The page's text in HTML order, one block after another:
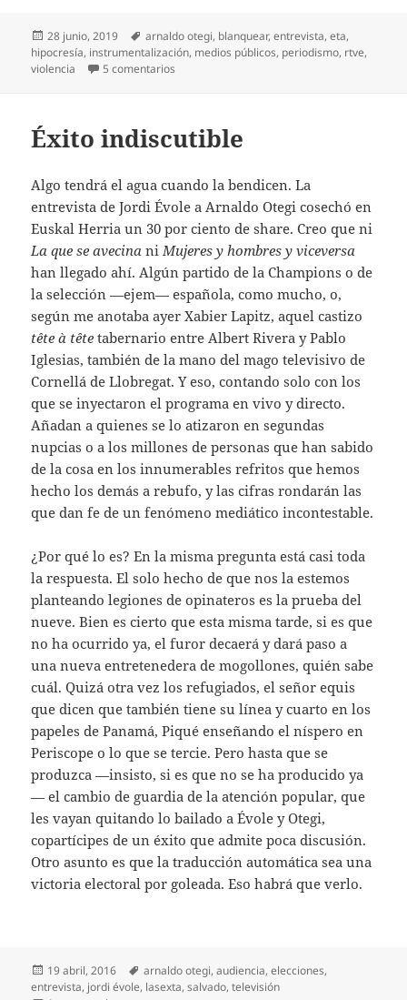
Publicado
el
28 junio, 2019 Etiquetas
arnaldo otegi, blanquear,entrevista,eta,
hipocresía, instrumentalización, medios públicos, periodismo, rtve,
violencia
5 comentarios
Éxito indiscutible
Algo tendrá el agua cuando la bendicen. La
entrevista de Jordi Évole a Arnaldo Otegi cosechó en
Euskal Herria un 30 por ciento de share. Creo que ni
La que se avecina ni Mujeres y hombres y viceversa
han llegado ahí. Algún partido de la Champions o de
la selección —ejem— española, como mucho, o,
según me anotaba ayer Xabier Lapitz, aquel castizo
tête à tête tabernario entre Albert Rivera y Pablo
Iglesias, también de la mano del mago televisivo de
Cornellá de Llobregat. Y eso, contando solo con los
que se inyectaron el programa en vivo y directo.
Añadan a quienes se lo atizaron en segundas
nupcias o a los millones de personas que han sabido
de la cosa en los innumerables refritos que hemos
hecho los demás a rebufo, y las cifras rondarán las
que dan fe de un fenómeno mediático incontestable.
¿Por qué lo es? En la misma pregunta está casi toda
la respuesta. El solo hecho de que nos la estemos
planteando legiones de opinateros es la prueba del
nueve. Bien es cierto que esta misma tarde, si es que
no ha ocurrido ya, el furor decaerá y dará paso a
una nueva entretenedera de mogollones, quién sabe
cuál. Quizá otra vez los refugiados, el señor equis
que dicen que también tiene su línea y cuarto en los
papeles de Panamá, Piqué enseñando el níspero en
Periscope o lo que se tercie. Pero hasta que se
produzca —insisto, si es que no se ha producido ya
— el cambio de guardia de la atención popular, que
les vayan quitando lo bailado a Évole y Otegi,
copartícipes de un éxito que admite poca discusión.
Otro asunto es que la traducción automática sea una
victoria electoral por goleada. Eso habrá que verlo.
Publicado
el
19 abril, 2016 Etiquetas
arnaldo otegi,audiencia,elecciones,
entrevista, jordi évole, lasexta,salvado,televisión